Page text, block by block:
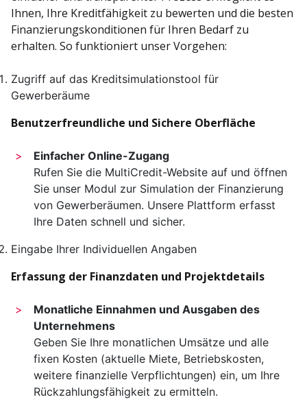
Ihnen, Ihre Kreditfähigkeit zu bewerten und die besten
Finanzierungs­konditionen für Ihren Bedarf zu
erhalten. So funktioniert unser Vorgehen:
Zugriff auf das Kredit­simulations­tool für
Gewerberäume
Benutzerfreundliche und Sichere Oberfläche
Einfacher Online-Zugang
Rufen Sie die MultiCredit-Website auf und öffnen
Sie unser Modul zur Simulation der Finanzierung
von Gewerberäumen. Unsere Plattform erfasst
Ihre Daten schnell und sicher.
Eingabe Ihrer Individuellen Angaben
Erfassung der Finanzdaten und Projekt­details
Monatliche Einnahmen und Ausgaben des
Unternehmens
Geben Sie Ihre monatlichen Umsätze und alle
fixen Kosten (aktuelle Miete, Betriebskosten,
weitere finanzielle Verpflichtungen) ein, um Ihre
Rückzahlungs­fähigkeit zu ermitteln.